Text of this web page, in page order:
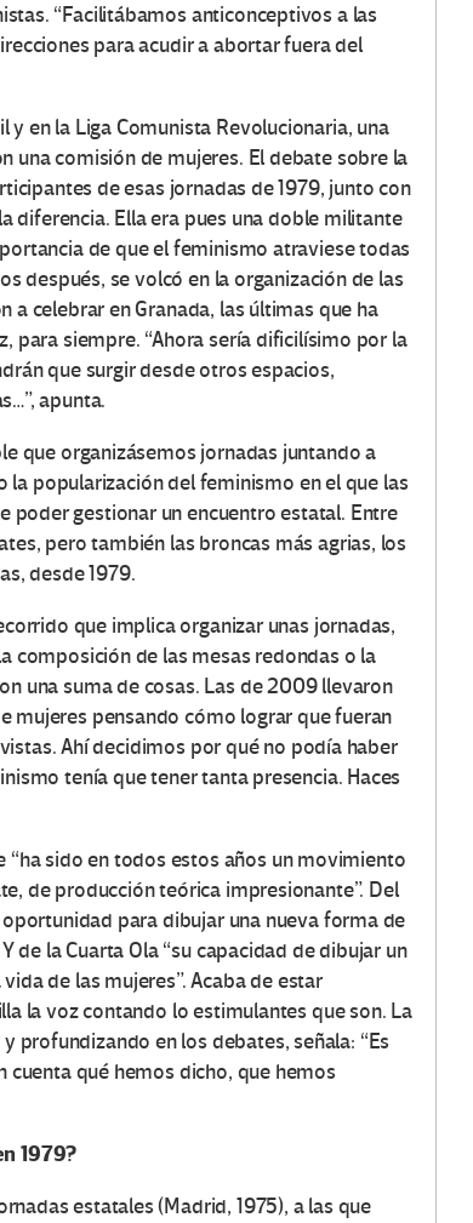
“Facilitábamos anticonceptivos a las
para acudir a abortar fuera del
en la Liga Comunista Revolucionaria, una
una comisión de mujeres. El debate sobre la
de esas jornadas de 1979, junto con
diferencia. Ella era pues una doble militante
de que el feminismo atraviese todas
después, se volcó en la organización de las
a celebrar en Granada, las últimas que ha
para siempre. “Ahora sería dificilísimo por la
que surgir desde otros espacios,
apunta.
que organizásemos jornadas juntando a
la popularización del feminismo en el que las
poder gestionar un encuentro estatal. Entre
pero también las broncas más agrias, los
desde 1979.
que implica organizar unas jornadas,
composición de las mesas redondas o la
una suma de cosas. Las de 2009 llevaron
mujeres pensando cómo lograr que fueran
Ahí decidimos por qué no podía haber
tenía que tener tanta presencia. Haces
sido en todos estos años un movimiento
de producción teórica impresionante”. Del
para dibujar una nueva forma de
de la Cuarta Ola “su capacidad de dibujar un
de las mujeres”. Acaba de estar
la voz contando lo estimulantes que son. La
profundizando en los debates, señala: “Es
qué hemos dicho, que hemos
1979?
estatales (Madrid, 1975), a las que